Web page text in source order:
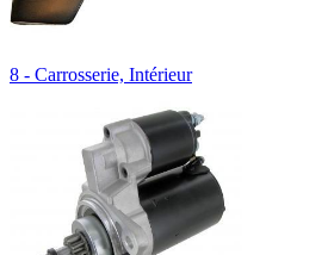
8 - Carrosserie, Intérieur